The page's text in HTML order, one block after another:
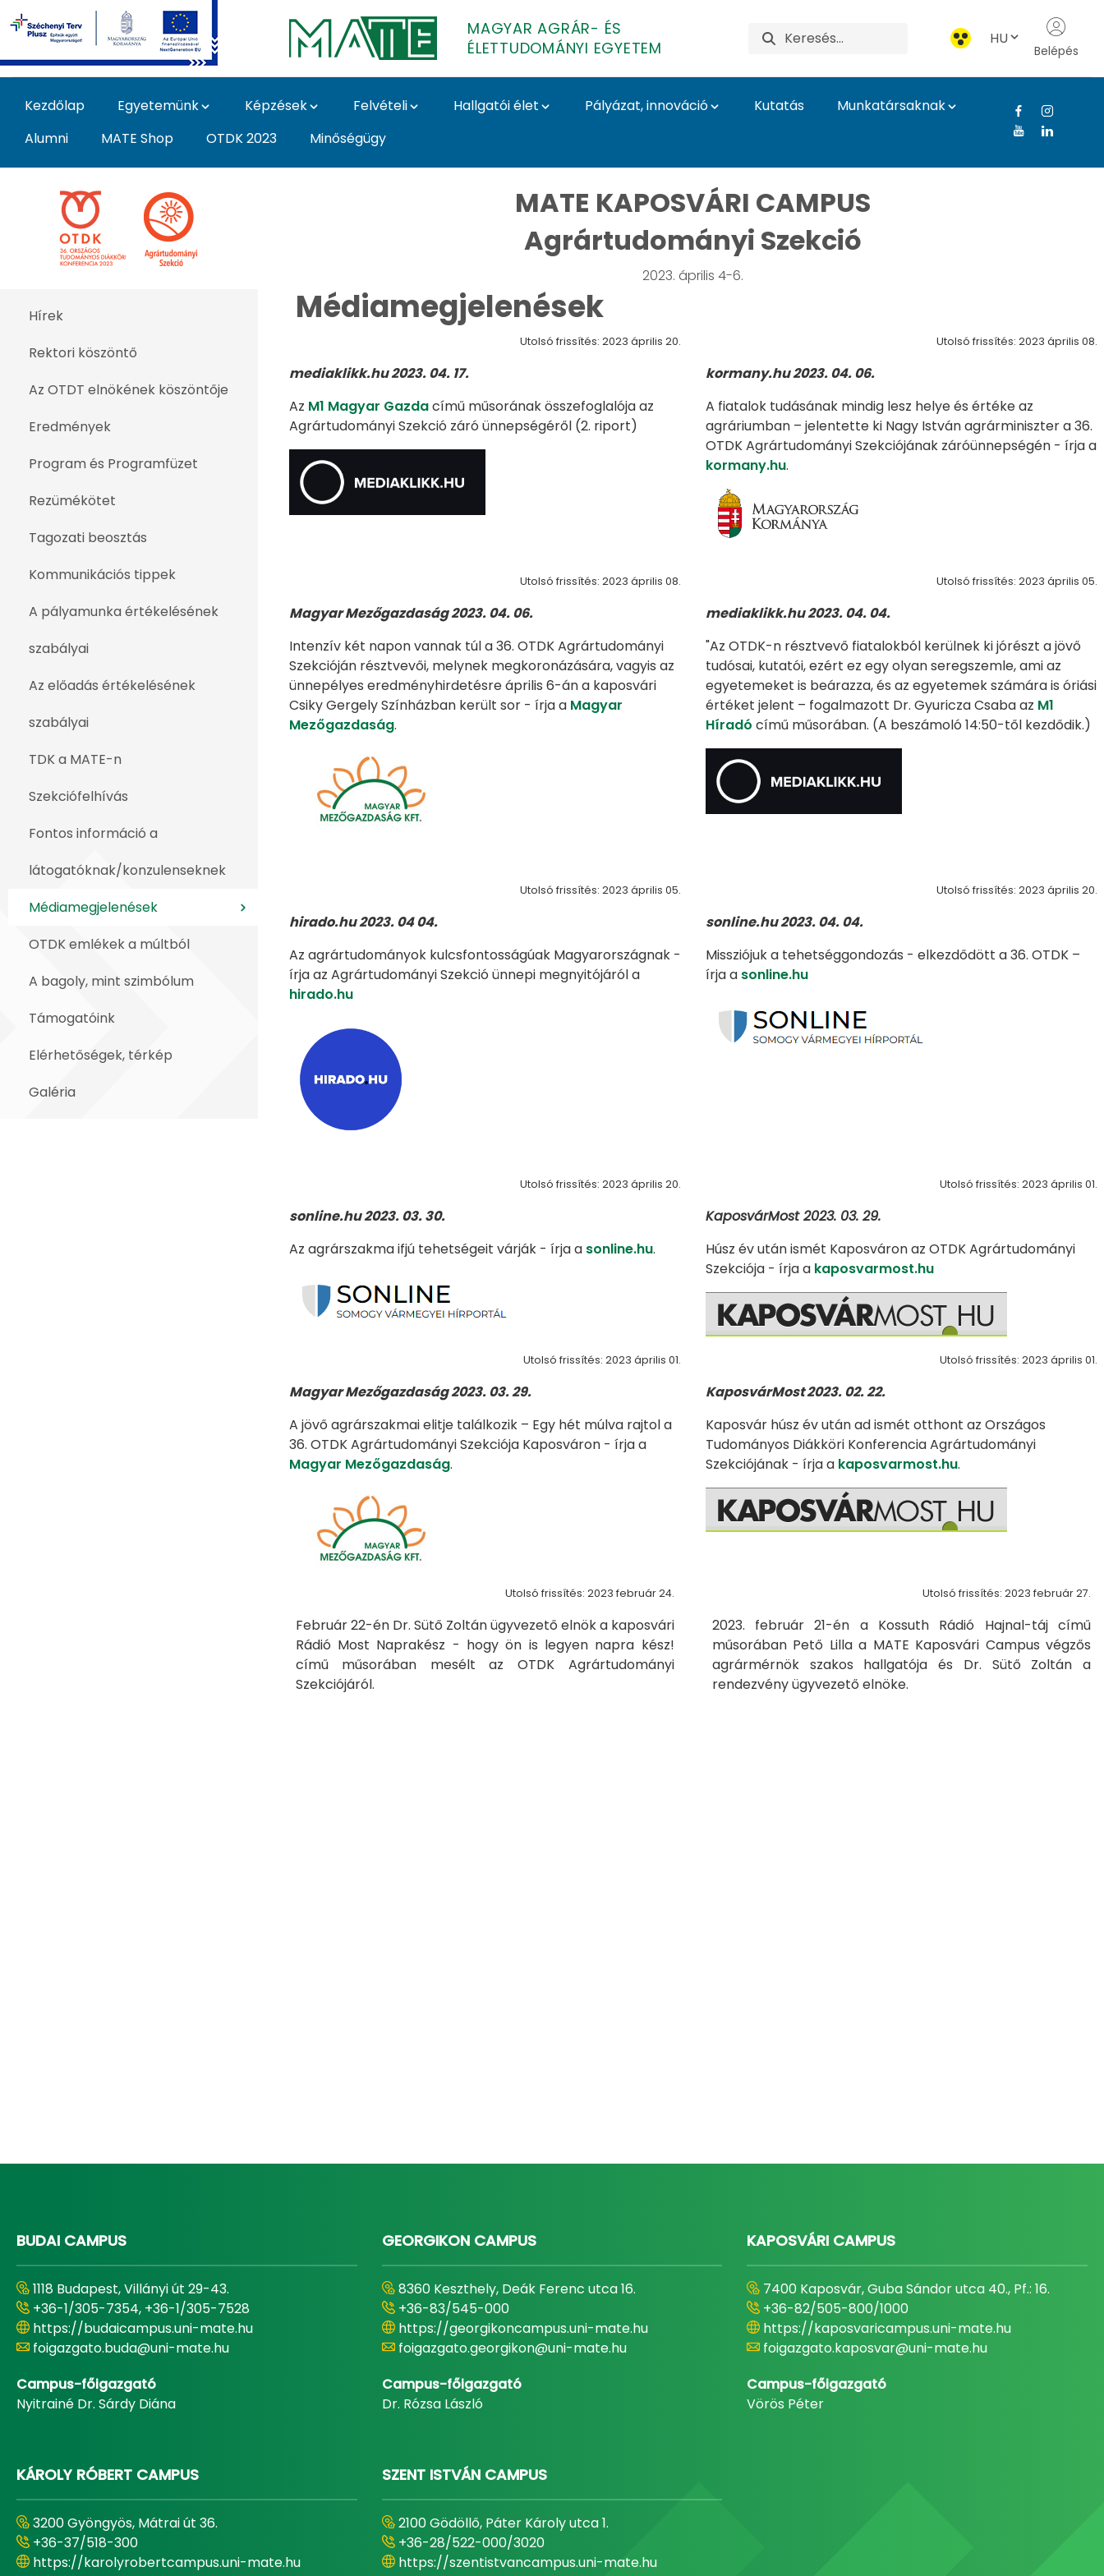
Ugrás a fő tartalomhoz
MAGYAR AGRÁR- ÉS
ÉLETTUDOMÁNYI EGYETEM
HU
Belépés
Kezdőlap Egyetemünk Képzések Felvételi Hallgatói élet Pályázat, innováció Kutatás
Munkatársaknak
Alumni
MATE Shop OTDK 2023 Minőségügy
OTDK 2023 Agrártudományi Szekció – Médiamegjelenések -
MATE KAPOSVÁRI CAMPUS
Agrártudományi Szekció
2023. április 4-6.
Hírek
Rektori köszöntő
Az OTDT elnökének köszöntője
Eredmények
Program és Programfüzet
Rezümékötet
Tagozati beosztás
Kommunikációs tippek
A pályamunka értékelésének
szabályai
Az előadás értékelésének
szabályai
TDK a MATE-n
Szekciófelhívás
Fontos információ a
látogatóknak/konzulenseknek
Médiamegjelenések
OTDK emlékek a múltból
A bagoly, mint szimbólum
Támogatóink
Elérhetőségek, térkép
Galéria
Médiamegjelenések
Utolsó frissítés: 2023 április 20.
mediaklikk.hu 2023. 04. 17.
Az M1 Magyar Gazdacímű műsorának összefoglalója az
Agrártudományi Szekció záró ünnepségéről (2. riport)
Utolsó frissítés: 2023 április 08.
kormany.hu 2023. 04. 06.
A fiatalok tudásának mindig lesz helye és értéke az
agráriumban – jelentette ki Nagy István agrárminiszter a 36.
OTDK Agrártudományi Szekciójának záróünnepségén - írja a
kormany.hu.
Utolsó frissítés: 2023 április 08.
Magyar Mezőgazdaság 2023. 04. 06.
Intenzív két napon vannak túl a 36. OTDK Agrártudományi
Szekcióján résztvevői, melynek megkoronázására, vagyis az
ünnepélyes eredményhirdetésre április 6-án a kaposvári
Csiky Gergely Színházban került sor - írja a Magyar
Mezőgazdaság.
Utolsó frissítés: 2023 április 05.
mediaklikk.hu 2023. 04. 04.
"Az OTDK-n résztvevő fiatalokból kerülnek ki jórészt a jövő
tudósai, kutatói, ezért ez egy olyan seregszemle, ami az
egyetemeket is beárazza, és az egyetemek számára is óriási
értéket jelent – fogalmazott Dr. Gyuricza Csaba az M1
Híradó című műsorában. (A beszámoló 14:50-től kezdődik.)
Utolsó frissítés: 2023 április 05.
hirado.hu 2023. 04 04.
Az agrártudományok kulcsfontosságúak Magyarországnak -
írja az Agrártudományi Szekció ünnepi megnyitójáról a
hirado.hu
Utolsó frissítés: 2023 április 20.
sonline.hu 2023. 04. 04.
Missziójuk a tehetséggondozás - elkezdődött a 36. OTDK –
írja a sonline.hu
Utolsó frissítés: 2023 április 20.
sonline.hu 2023. 03. 30.
Az agrárszakma ifjú tehetségeit várják - írja a sonline.hu.
Utolsó frissítés: 2023 április 01.
KaposvárMost 2023. 03. 29.
Húsz év után ismét Kaposváron az OTDK Agrártudományi
Szekciója - írja a kaposvarmost.hu
Utolsó frissítés: 2023 április 01.
Magyar Mezőgazdaság 2023. 03. 29.
A jövő agrárszakmai elitje találkozik – Egy hét múlva rajtol a
36. OTDK Agrártudományi Szekciója Kaposváron - írja a
Magyar Mezőgazdaság.
Utolsó frissítés: 2023 április 01.
KaposvárMost 2023. 02. 22.
Kaposvár húsz év után ad ismét otthont az Országos
Tudományos Diákköri Konferencia Agrártudományi
Szekciójának - írja a kaposvarmost.hu.
Utolsó frissítés: 2023 február 24.
Február 22-én Dr. Sütő Zoltán ügyvezető elnök a kaposvári
Rádió Most Naprakész - hogy ön is legyen napra kész!
című műsorában mesélt az OTDK Agrártudományi
Szekciójáról.
Utolsó frissítés: 2023 február 27.
2023. február 21-én a Kossuth Rádió Hajnal-táj című
műsorában Pető Lilla a MATE Kaposvári Campus végzős
agrármérnök szakos hallgatója és Dr. Sütő Zoltán a
rendezvény ügyvezető elnöke.
BUDAI CAMPUS
1118 Budapest, Villányi út 29-43.
+36-1/305-7354, +36-1/305-7528
https://budaicampus.uni-mate.hu
foigazgato.buda@uni-mate.hu
Campus-főigazgató
Nyitrainé Dr. Sárdy Diána
GEORGIKON CAMPUS
8360 Keszthely, Deák Ferenc utca 16.
+36-83/545-000
https://georgikoncampus.uni-mate.hu
foigazgato.georgikon@uni-mate.hu
Campus-főigazgató
Dr. Rózsa László
KAPOSVÁRI CAMPUS
7400 Kaposvár, Guba Sándor utca 40., Pf.: 16.
+36-82/505-800/1000
https://kaposvaricampus.uni-mate.hu
foigazgato.kaposvar@uni-mate.hu
Campus-főigazgató
Vörös Péter
KÁROLY RÓBERT CAMPUS
3200 Gyöngyös, Mátrai út 36.
+36-37/518-300
https://karolyrobertcampus.uni-mate.hu
SZENT ISTVÁN CAMPUS
2100 Gödöllő, Páter Károly utca 1.
+36-28/522-000/3020
https://szentistvancampus.uni-mate.hu